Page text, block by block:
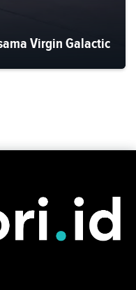
Virgin Galactic